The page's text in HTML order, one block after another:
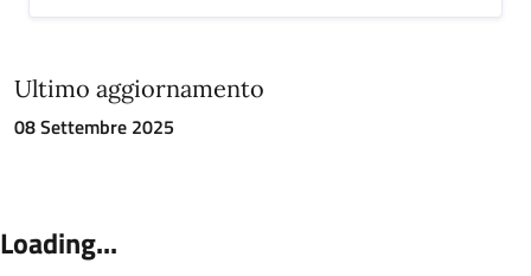
Ultimo aggiornamento
08 Settembre 2025